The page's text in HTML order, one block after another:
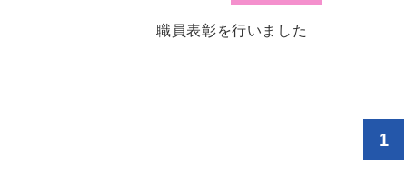
職員表彰を行いました
1